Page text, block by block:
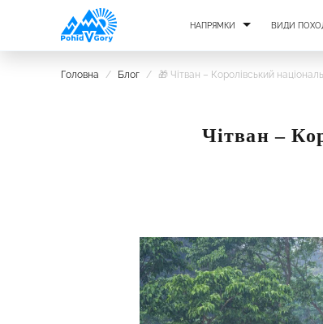
НАПРЯМКИ ВИДИ
Головна / Блог / 🎁 Чітван – Королівський
Чітван –